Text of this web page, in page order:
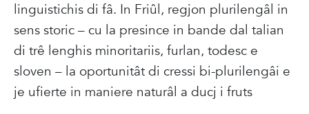
linguistichis di fâ. In Friûl, regjon plurilengâl in
sens storic – cu la presince in bande dal talian
di trê lenghis minoritariis, furlan, todesc e
sloven – la oportunitât di cressi bi-plurilengâi e
je ufierte in maniere naturâl a ducj i fruts